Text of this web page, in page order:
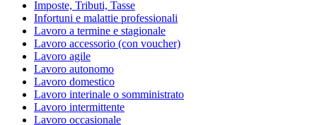
Imposte, Tributi, Tasse
Infortuni e malattie professionali
Lavoro a termine e stagionale
Lavoro accessorio (con voucher)
Lavoro agile
Lavoro autonomo
Lavoro domestico
Lavoro interinale o somministrato
Lavoro intermittente
Lavoro occasionale